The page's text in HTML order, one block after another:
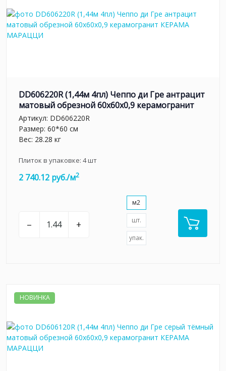
DD606220R (1,44м 4пл) Чеппо ди Гре антрацит
матовый обрезной 60x60x0,9 керамогранит
Артикул: DD606220R
Размер: 60*60 см
Вес: 28.28 кг
Плиток в упаковке: 4шт
2 740.12 руб./м2
– +
м2
шт.
упак.
НОВИНКА